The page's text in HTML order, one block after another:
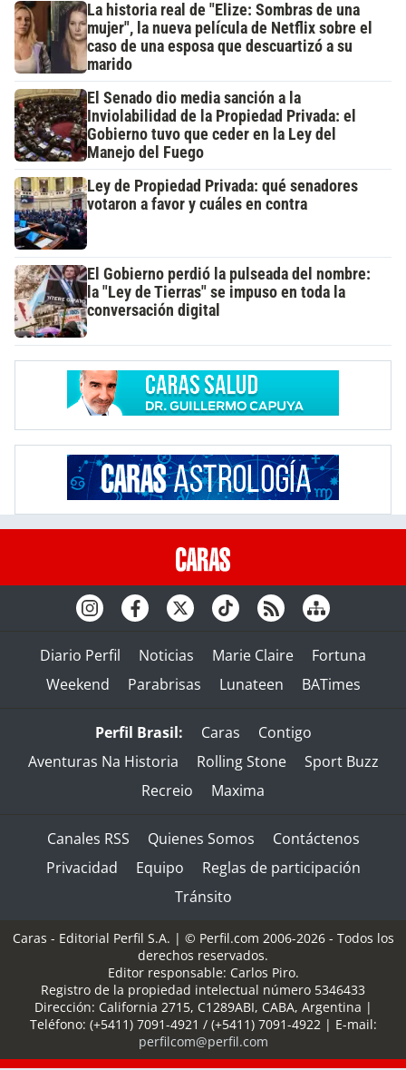
La historia real de "Elize: Sombras de una
mujer", la nueva película de Netflix sobre el
caso de una esposa que descuartizó a su
marido
El Senado dio media sanción a la
Inviolabilidad de la Propiedad Privada: el
Gobierno tuvo que ceder en la Ley del
Manejo del Fuego
Ley de Propiedad Privada: qué senadores
votaron a favor y cuáles en contra
El Gobierno perdió la pulseada del nombre:
la "Ley de Tierras" se impuso en toda la
conversación digital
Diario Perfil Noticias Marie Claire
Fortuna
Weekend
Parabrisas Lunateen BATimes
Perfil Brasil: Caras
Contigo
Aventuras Na Historia
Rolling Stone
Sport Buzz
Recreio
Maxima
Canales RSS Quienes Somos
Contáctenos
Privacidad
Equipo
Reglas de participación
Tránsito
Caras - Editorial Perfil S.A. | © Perfil.com 2006-2026 - Todos los
derechos reservados.
Editor responsable: Carlos Piro.
Registro de la propiedad intelectual número 5346433
Dirección: California 2715, C1289ABI, CABA, Argentina |
Teléfono: (+5411) 7091-4921 / (+5411) 7091-4922| E-mail:
perfilcom@perfil.com